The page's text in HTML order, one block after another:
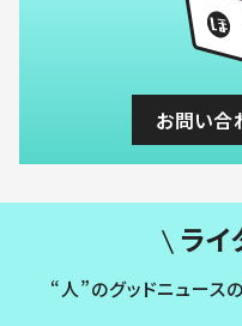
お問い合
ライ
“人”のグッドニュース